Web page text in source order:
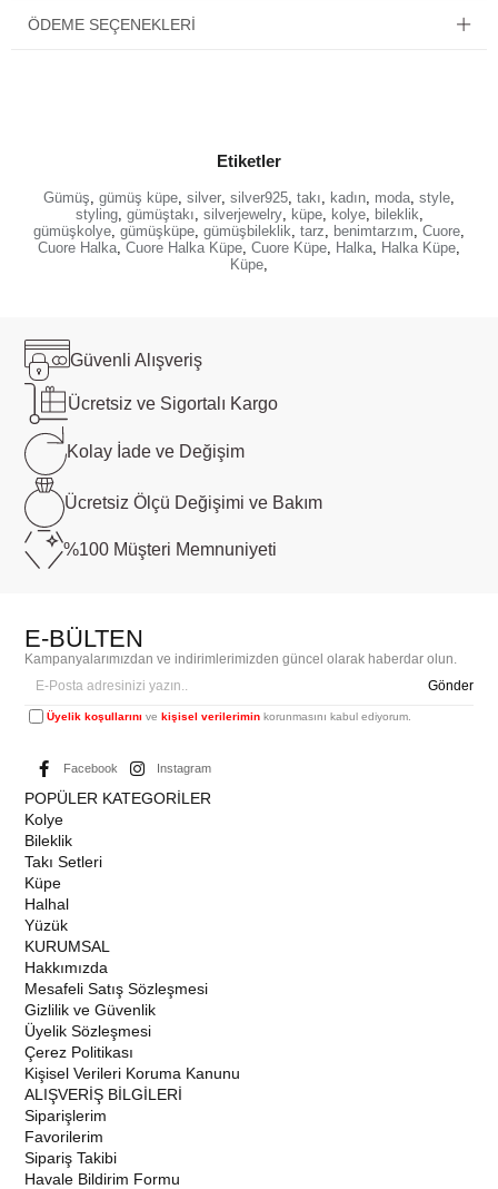
ÖDEME SEÇENEKLERI
Etiketler
Gümüş gümüş küpe silver silver925 takı kadın moda style
styling, gümüştakı silverjewelry, küpe, kolye, bileklik
gümüşkolye gümüşküpe gümüşbileklik tarz benimtarzım Cuore
Cuore Halka Cuore Halka Küpe Cuore Küpe Halka Halka Küpe
Küpe
Güvenli Alışveriş
Ücretsiz ve Sigortalı Kargo
Kolay İade ve Değişim
Ücretsiz Ölçü Değişimi ve Bakım
%100 Müşteri Memnuniyeti
E-BÜLTEN
Kampanyalarımızdan ve indirimlerimizden güncel olarak haberdar olun.
Gönder
Üyelik koşullarını vekişisel verilerimin korunmasını kabul ediyorum.
Facebook Instagram
POPÜLER KATEGORİLER
Kolye
Bileklik
Takı Setleri
Küpe
Halhal
Yüzük
KURUMSAL
Hakkımızda
Mesafeli Satış Sözleşmesi
Gizlilik ve Güvenlik
Üyelik Sözleşmesi
Çerez Politikası
Kişisel Verileri Koruma Kanunu
ALIŞVERİŞ BİLGİLERİ
Siparişlerim
Favorilerim
Sipariş Takibi
Havale Bildirim Formu